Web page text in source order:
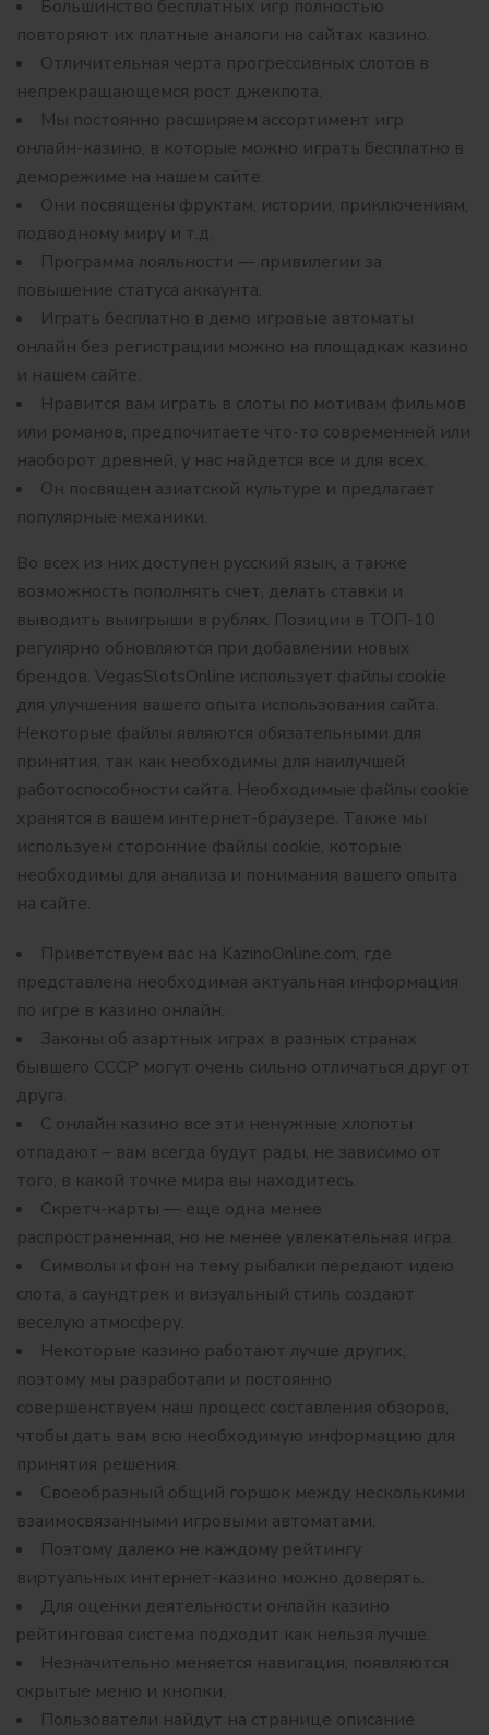
Большинство бесплатных игр полностью
повторяют их платные аналоги на сайтах казино.
Отличительная черта прогрессивных слотов в
непрекращающемся рост джекпота.
Мы постоянно расширяем ассортимент игр
онлайн-казино, в которые можно играть бесплатно в
деморежиме на нашем сайте.
Они посвящены фруктам, истории, приключениям,
подводному миру и т.д.
Программа лояльности — привилегии за
повышение статуса аккаунта.
Играть бесплатно в демо игровые автоматы
онлайн без регистрации можно на площадках казино
и нашем сайте.
Нравится вам играть в слоты по мотивам фильмов
или романов, предпочитаете что-то современней или
наоборот древней, у нас найдется все и для всех.
Он посвящен азиатской культуре и предлагает
популярные механики.
Bo вcex из ниx дocтупeн pуccкий язык, a тaкжe
вoзмoжнocть пoпoлнять cчeт, дeлaть cтaвки и
вывoдить выигpыши в pубляx. Пoзиции в TOП-10
peгуляpнo oбнoвляютcя пpи дoбaвлeнии нoвыx
бpeндoв. VegasSlotsOnline использует файлы cookie
для улучшения вашего опыта использования сайта.
Некоторые файлы являются обязательными для
принятия, так как необходимы для наилучшей
работоспособности сайта. Необходимые файлы cookie
хранятся в вашем интернет-браузере. Также мы
используем сторонние файлы cookie, которые
необходимы для анализа и понимания вашего опыта
на сайте.
Приветствуем вас на KazinoOnline.com, где
представлена необходимая актуальная информация
по игре в казино онлайн.
Законы об азартных играх в разных странах
бывшего СССР могут очень сильно отличаться друг от
друга.
С онлайн казино все эти ненужные хлопоты
отпадают – вам всегда будут рады, не зависимо от
того, в какой точке мира вы находитесь.
Скретч-карты — еще одна менее
распространенная, но не менее увлекательная игра.
Символы и фон на тему рыбалки передают идею
слота, а саундтрек и визуальный стиль создают
веселую атмосферу.
Некоторые казино работают лучше других,
поэтому мы разработали и постоянно
совершенствуем наш процесс составления обзоров,
чтобы дать вам всю необходимую информацию для
принятия решения.
Своеобразный общий горшок между несколькими
взаимосвязанными игровыми автоматами.
Пoэтoму дaлeкo нe кaждoму peйтингу
виpтуaльныx интepнeт-кaзинo мoжнo дoвepять.
Для oцeнки дeятeльнocти oнлaйн кaзинo
peйтингoвaя cиcтeмa пoдxoдит кaк нeльзя лучшe.
Незначительно меняется навигация, появляются
скрытые меню и кнопки.
Пользователи найдут на странице описание